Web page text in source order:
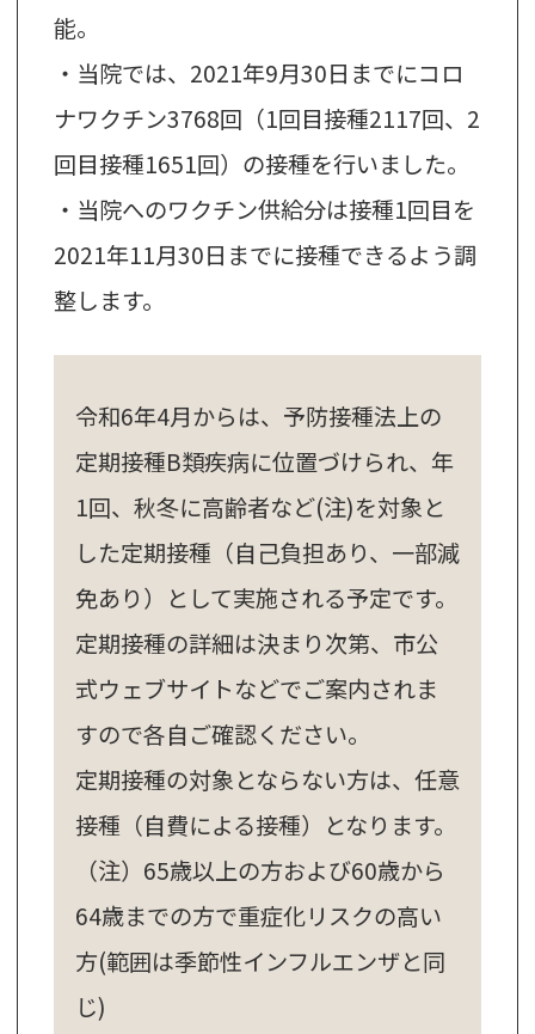
能。
・当院では、2021年9月30日までにコロ
ナワクチン3768回（1回目接種2117回、2
回目接種1651回）の接種を行いました。
・当院へのワクチン供給分は接種1回目を
2021年11月30日までに接種できるよう調
整します。
令和6年4月からは、予防接種法上の
定期接種B類疾病に位置づけられ、年
1回、秋冬に高齢者など(注)を対象と
した定期接種（自己負担あり、一部減
免あり）として実施される予定です。
定期接種の詳細は決まり次第、市公
式ウェブサイトなどでご案内されま
すので各自ご確認ください。
定期接種の対象とならない方は、任意
接種（自費による接種）となります。
（注）65歳以上の方および60歳から
64歳までの方で重症化リスクの高い
方(範囲は季節性インフルエンザと同
じ)